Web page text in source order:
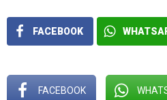
FACEBOOK
FACEBOOK